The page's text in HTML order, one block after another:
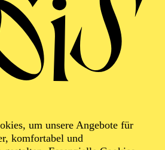
um unsere Angebote für
komfortabel und
Lectures